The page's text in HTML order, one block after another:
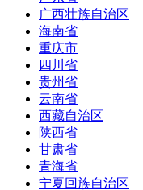
广西壮族自治区
海南省
重庆市
四川省
贵州省
云南省
西藏自治区
陕西省
甘肃省
青海省
宁夏回族自治区